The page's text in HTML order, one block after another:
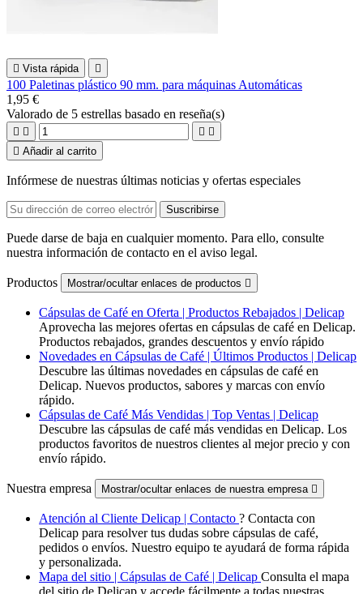
 Vista rápida 
100 Paletinas plástico 90 mm. para máquinas Automáticas
1,95 €
Valorado de 5 estrellas basado en reseña(s)
   
 Añadir al carrito
Infórmese de nuestras últimas noticias y ofertas especiales
Puede darse de baja en cualquier momento. Para ello, consulte
nuestra información de contacto en el aviso legal.
Productos Mostrar/ocultar enlaces de productos 
Cápsulas de Café en Oferta | Productos Rebajados | Delicap
Aprovecha las mejores ofertas en cápsulas de café en Delicap.
Productos rebajados, grandes descuentos y envío rápido
Novedades en Cápsulas de Café | Últimos Productos | Delicap
Descubre las últimas novedades en cápsulas de café en
Delicap. Nuevos productos, sabores y marcas con envío
rápido.
Cápsulas de Café Más Vendidas | Top Ventas | Delicap
Descubre las cápsulas de café más vendidas en Delicap. Los
productos favoritos de nuestros clientes al mejor precio y con
envío rápido.
Nuestra empresa Mostrar/ocultar enlaces de nuestra empresa 
Atención al Cliente Delicap | Contacto ? Contacta con
Delicap para resolver tus dudas sobre cápsulas de café,
pedidos o envíos. Nuestro equipo te ayudará de forma rápida
y personalizada.
Mapa del sitio | Cápsulas de Café | Delicap Consulta el mapa
del sitio de Delicap y accede fácilmente a todas nuestras